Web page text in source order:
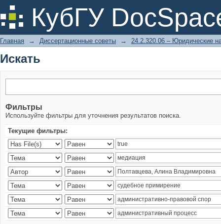
КубГУ
Искать
Главная → Диссертационные советы → 24.2.320.06 – Юридические
Искать
Фильтры
Используйте фильтры для уточнения результатов поиска.
Текущие фильтры: